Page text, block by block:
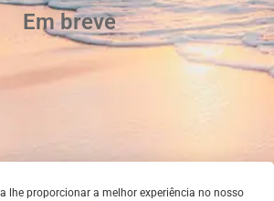
Em breve
lhe proporcionar a melhor experiência no nosso